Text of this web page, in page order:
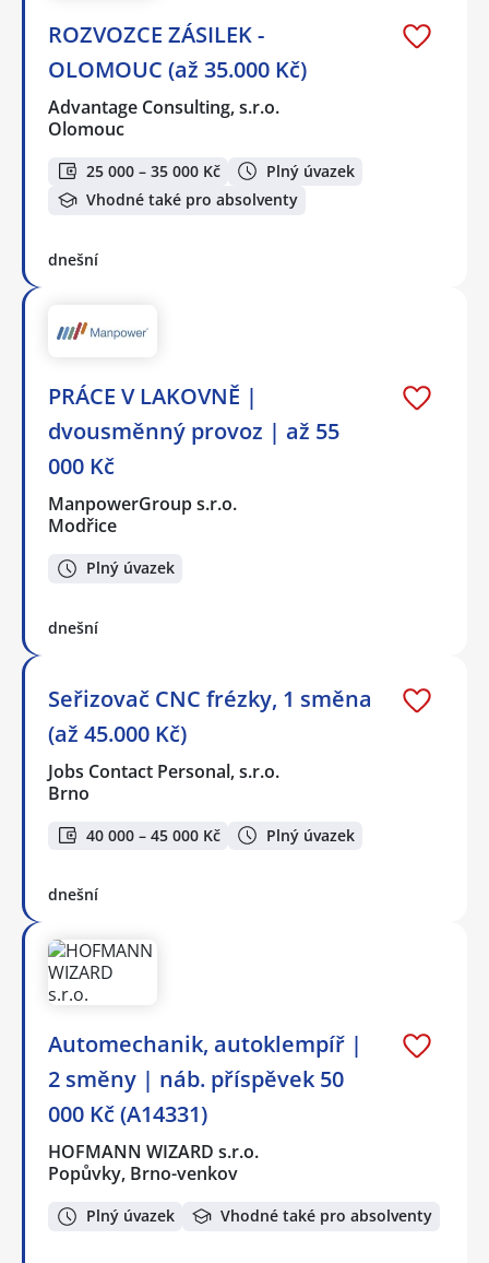
ROZVOZCE ZÁSILEK -
OLOMOUC (až 35.000 Kč)
Advantage Consulting, s.r.o.
Olomouc
25 000 – 35 000 Kč
Plný úvazek
Vhodné také pro absolventy
dnešní
PRÁCE V LAKOVNĚ |
dvousměnný provoz | až 55
000 Kč
ManpowerGroup s.r.o.
Modřice
Plný úvazek
dnešní
Seřizovač CNC frézky, 1 směna
(až 45.000 Kč)
Jobs Contact Personal, s.r.o.
Brno
40 000 – 45 000 Kč Plný úvazek
dnešní
Automechanik, autoklempíř |
2 směny | náb. příspěvek 50
000 Kč (A14331)
HOFMANN WIZARD s.r.o.
Popůvky, Brno-venkov
Plný úvazek Vhodné také pro absolventy